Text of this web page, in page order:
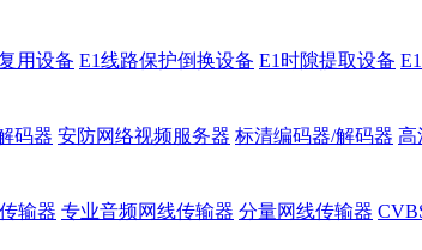
用设备 E1线路保护倒换设备 E1时隙提取设备
码器 安防网络视频服务器 标清编码器/解码器 高
输器 专业音频网线传输器 分量网线传输器